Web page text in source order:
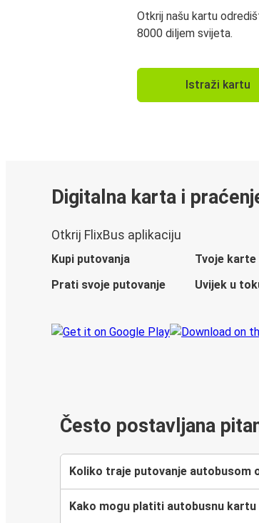
Otkrij našu kartu
8000 diljem svijeta.
Istraži kartu
Digitalna karta i
Otkrij FlixBus aplikaciju
Kupi putovanja
Tvoje karte
Prati svoje putovanje
Uvijek u
Često postavljana
Koliko traje putovanje autobusom
Kako mogu platiti autobusnu